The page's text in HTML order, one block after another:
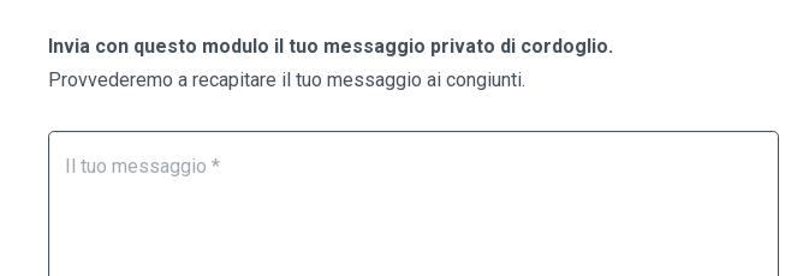
Invia con questo modulo il tuo messaggio privato di cordoglio.
Provvederemo a recapitare il tuo messaggio ai congiunti.
un